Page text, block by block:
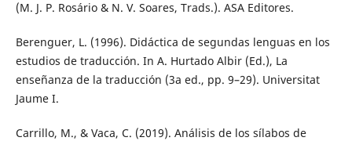
(M. J. P. Rosário & N. V. Soares, Trads.). ASA Editores.
Berenguer, L. (1996). Didáctica de segundas lenguas en los
estudios de traducción. In A. Hurtado Albir (Ed.), La
enseñanza de la traducción (3a ed., pp. 9–29). Universitat
Jaume I.
Carrillo, M., & Vaca, C. (2019). Análisis de los sílabos de